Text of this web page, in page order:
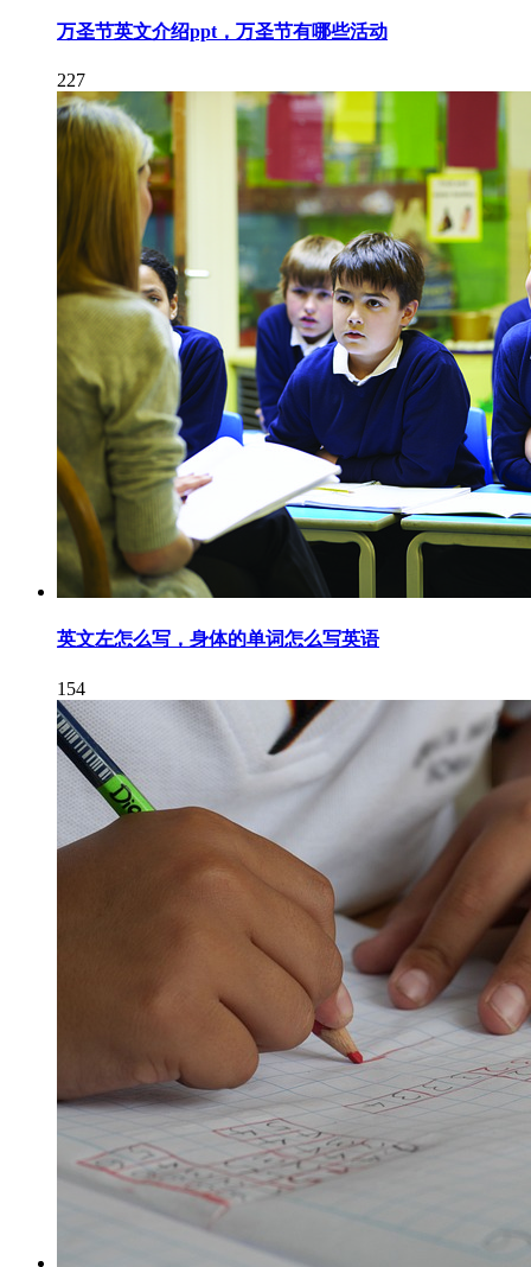
万圣节英文介绍ppt，万圣节有哪些活动
227
英文左怎么写，身体的单词怎么写英语
154